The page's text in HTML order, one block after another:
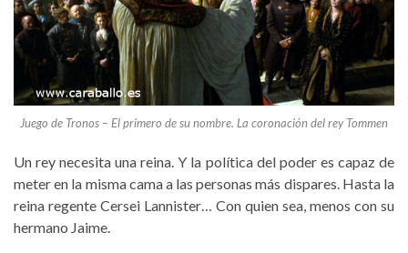
Juego de Tronos – El primero de su nombre. La coronación del rey Tommen
Un rey necesita una reina. Y la política del poder es capaz de
meter en la misma cama a las personas más dispares. Hasta la
reina regente Cersei Lannister… Con quien sea, menos con su
hermano Jaime.